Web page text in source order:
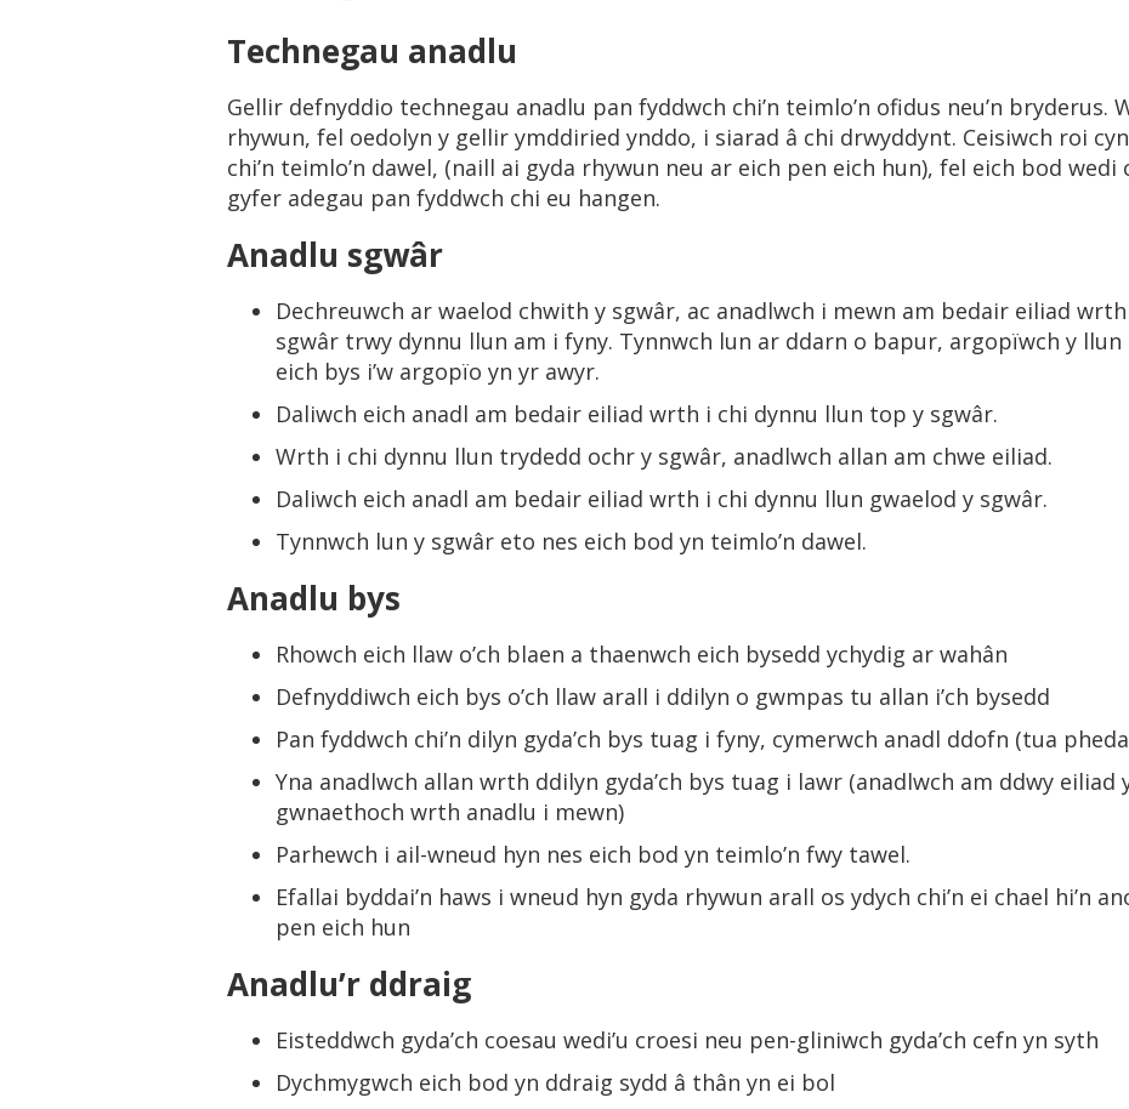
Technegau anadlu
Gellir defnyddio technegau anadlu pan fyddwch chi’n teimlo’n ofidus neu’n bryderus.
rhywun, fel oedolyn y gellir ymddiried ynddo, i siarad â chi drwyddynt. Ceisiwch roi
chi’n teimlo’n dawel, (naill ai gyda rhywun neu ar eich pen eich hun), fel eich bod
gyfer adegau pan fyddwch chi eu hangen.
Anadlu sgwâr
Dechreuwch ar waelod chwith y sgwâr, ac anadlwch i mewn am bedair eiliad
sgwâr trwy dynnu llun am i fyny. Tynnwch lun ar ddarn o bapur, argopïwch y llun
eich bys i’w argopïo yn yr awyr.
Daliwch eich anadl am bedair eiliad wrth i chi dynnu llun top y sgwâr.
Wrth i chi dynnu llun trydedd ochr y sgwâr, anadlwch allan am chwe eiliad.
Daliwch eich anadl am bedair eiliad wrth i chi dynnu llun gwaelod y sgwâr.
Tynnwch lun y sgwâr eto nes eich bod yn teimlo’n dawel.
Anadlu bys
Rhowch eich llaw o’ch blaen a thaenwch eich bysedd ychydig ar wahân
Defnyddiwch eich bys o’ch llaw arall i ddilyn o gwmpas tu allan i’ch bysedd
Pan fyddwch chi’n dilyn gyda’ch bys tuag i fyny, cymerwch anadl ddofn (tua
Yna anadlwch allan wrth ddilyn gyda’ch bys tuag i lawr (anadlwch am ddwy eiliad
gwnaethoch wrth anadlu i mewn)
Parhewch i ail-wneud hyn nes eich bod yn teimlo’n fwy tawel.
Efallai byddai’n haws i wneud hyn gyda rhywun arall os ydych chi’n ei chael hi’n
pen eich hun
Anadlu’r ddraig
Eisteddwch gyda’ch coesau wedi’u croesi neu pen-gliniwch gyda’ch cefn yn syth
Dychmygwch eich bod yn ddraig sydd â thân yn ei bol